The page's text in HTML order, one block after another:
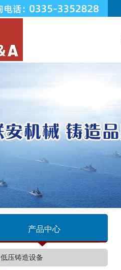
产品中心
低压铸造设备